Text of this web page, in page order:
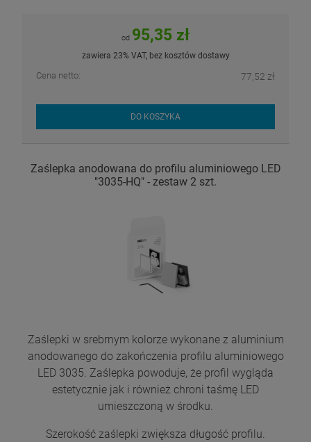
od 95,35 zł
zawiera 23% VAT, bez kosztów dostawy
Cena netto: 77,52 zł
DO KOSZYKA
Zaślepka anodowana do profilu aluminiowego LED
"3035-HQ" - zestaw 2 szt.
Zaślepki w srebrnym kolorze wykonane z aluminium
anodowanego do zakończenia profilu aluminiowego
LED 3035. Zaślepka powoduje, że profil wygląda
estetycznie jak i również chroni taśmę LED
umieszczoną w środku.
Szerokość zaślepki zwiększa długość profilu.